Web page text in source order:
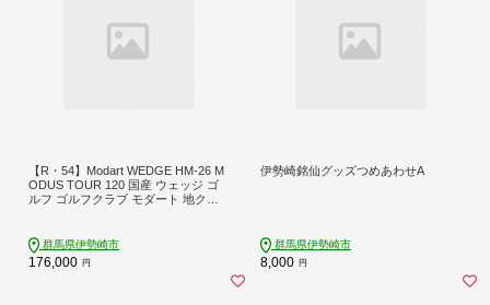
【R・54】Modart WEDGE HM-26 M
ODUS TOUR 120 国産 ウェッジ ゴ
ルフ ゴルフクラブ モダート 地クラ
群馬県伊勢崎市
176,000 円
伊勢崎銘仙グッズつめあわせA
群馬県伊勢崎市
8,000 円